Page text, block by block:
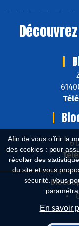
Afin de vous offrir la
des cookies : pour
récolter des
du site et vous
sécurité. Vous
En savoir
Découvrez